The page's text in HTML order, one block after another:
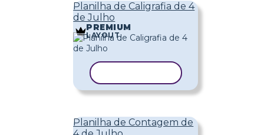
Planilha de Caligrafia de 4
de Julho
PREMIUM
LAYOUT
Planilha de Contagem de